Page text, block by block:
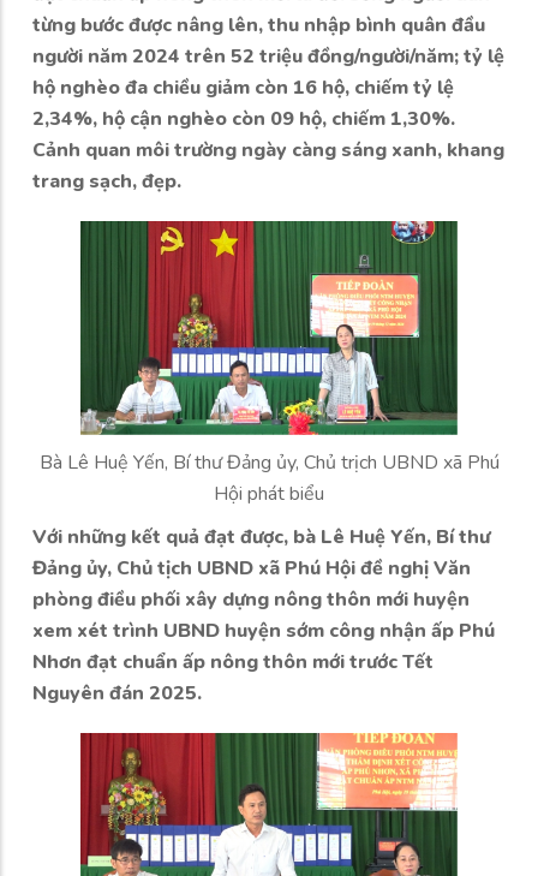
từng bước được nâng lên, thu nhập bình quân đầu
người năm 2024 trên 52 triệu đồng/người/năm; tỷ lệ
hộ nghèo đa chiều giảm còn 16 hộ, chiếm tỷ lệ
2,34%, hộ cận nghèo còn 09 hộ, chiếm 1,30%.
Cảnh quan môi trường ngày càng sáng xanh, khang
trang sạch, đẹp.
Bà Lê Huệ Yến, Bí thư Đảng ủy, Chủ trịch UBND xã Phú
Hội phát biểu
Với những kết quả đạt được, bà Lê Huệ Yến, Bí thư
Đảng ủy, Chủ tịch UBND xã Phú Hội đề nghị Văn
phòng điều phối xây dựng nông thôn mới huyện
xem xét trình UBND huyện sớm công nhận ấp Phú
Nhơn đạt chuẩn ấp nông thôn mới trước Tết
Nguyên đán 2025.